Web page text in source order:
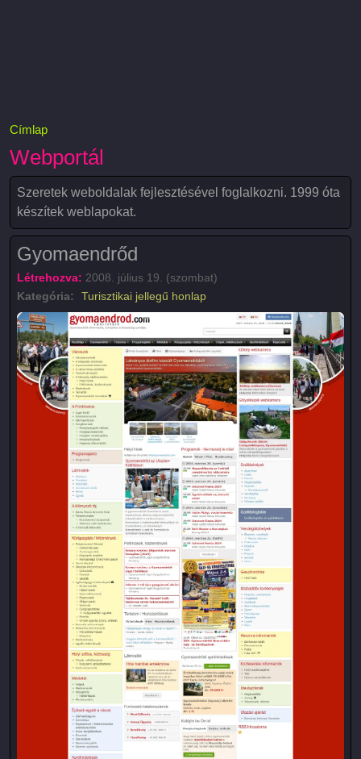
Címlap
Webportál
Szeretek weboldalak fejlesztésével foglalkozni. 1999 óta
készítek weblapokat.
Gyomaendrőd
Létrehozva: 2008. július 19. (szombat)
Kategória:
Turisztikai jellegű honlap